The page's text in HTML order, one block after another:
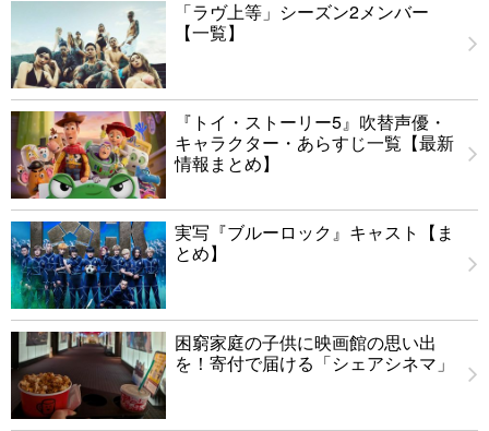
「ラヴ上等」シーズン2メンバー
【一覧】
『トイ・ストーリー5』吹替声優・
キャラクター・あらすじ一覧【最新
情報まとめ】
実写『ブルーロック』キャスト【ま
とめ】
困窮家庭の子供に映画館の思い出
を！寄付で届ける「シェアシネマ」